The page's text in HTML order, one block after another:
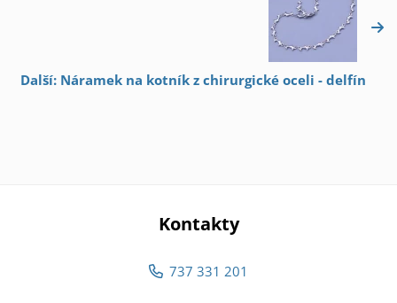
Další: Náramek na kotník z chirurgické oceli - delfín
Kontakty
737 331 201